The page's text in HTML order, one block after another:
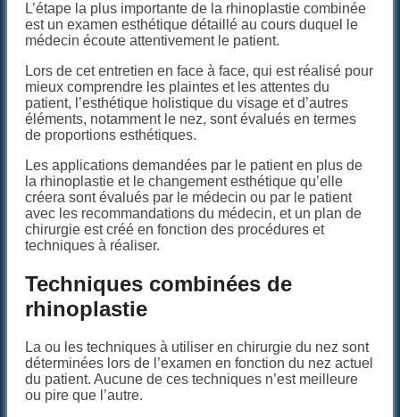
L’étape la plus importante de la rhinoplastie combinée
est un examen esthétique détaillé au cours duquel le
médecin écoute attentivement le patient.
Lors de cet entretien en face à face, qui est réalisé pour
mieux comprendre les plaintes et les attentes du
patient, l’esthétique holistique du visage et d’autres
éléments, notamment le nez, sont évalués en termes
de proportions esthétiques.
Les applications demandées par le patient en plus de
la rhinoplastie et le changement esthétique qu’elle
créera sont évalués par le médecin ou par le patient
avec les recommandations du médecin, et un plan de
chirurgie est créé en fonction des procédures et
techniques à réaliser.
Techniques combinées de
rhinoplastie
La ou les techniques à utiliser en chirurgie du nez sont
déterminées lors de l’examen en fonction du nez actuel
du patient. Aucune de ces techniques n’est meilleure
ou pire que l’autre.